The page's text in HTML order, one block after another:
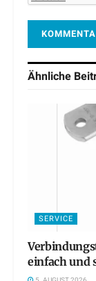
Ähnliche
SERVICE
einfach und